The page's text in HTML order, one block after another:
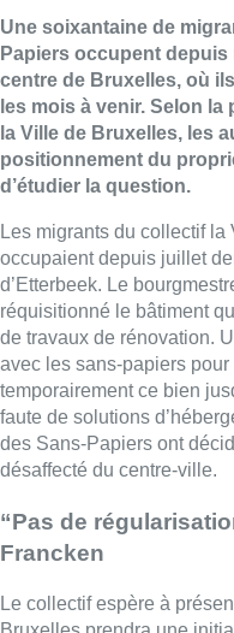
de travaux de rénovation.
avec les sans-papiers pour
temporairement ce bien
faute de solutions
des Sans-Papiers ont
désaffecté du centre-ville.
“Pas de
Francken
Le collectif espère à
Bruxelles prendra une
homologue d’Etterbeek,
secrétaire d’État en charge
Francken (N-VA), a lui
régularisation collective,
séjour se faisait
demandes individuelles de
“La régularisation
revendication principale
sous cette législature.
niveau communal,
bourgmestre de la Ville de